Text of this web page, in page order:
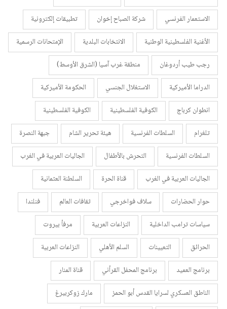
الاستعمار الفرنسي
شركة الصباح إخوان
تطبيقات إلكترونية
الأغنية الفلسطينية الوطنية
الانتخابات البلدية
الإمتحانات الرسمية
رجب طيب أردوغان
منطقة غرب آسيا (الشرق الأوسط)
الدراما الأميركية
الاستغلال الجنسي
الحكومة الأميركية
انطوان كرباج
الكوفية الفلسطينية
الكوفية الفلسطينية
تلغرام
السلطات الفرنسية هيئة تحرير الشام
جبهة النصرة
السلطات الفرنسية
التحرش بالأطفال
الجاليات العربية في الغرب
الجاليات العربية في الغرب
قناة الحرة
السلطنة العثمانية
حوار الحضارات
سلاف فواخرجي ثقافات العالم
فنلندا
سياسات ترامب الداخلية
النزاعات العربية
مرفأ بيروت
الحرائق
التعيينات السلم الأهلي
النزاعات العربية
برنامج العميد
برنامج المحفل القرأني
قناة المنار
الناطق العسكري لسرايا القدس أبو الحمز
مارك زوكربيرغ